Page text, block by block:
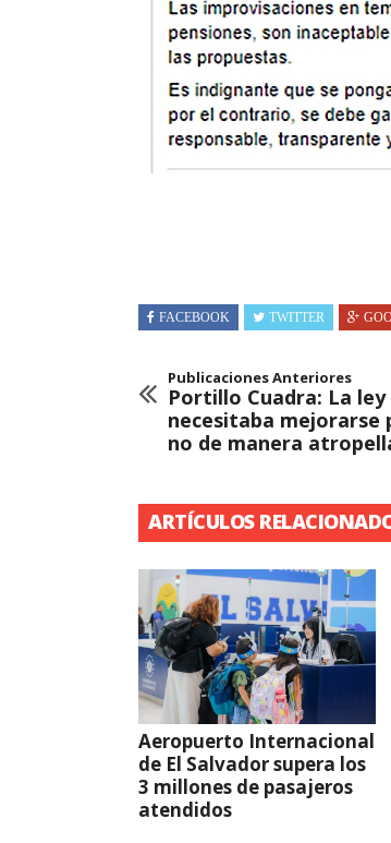
FACEBOOK TWITTER
Publicaciones Anteriores
Portillo Cuadra: La ley
necesitaba mejorarse
no de manera
ARTÍCULOS
Aeropuerto Internacional
de El Salvador supera los
3 millones de pasajeros
atendidos